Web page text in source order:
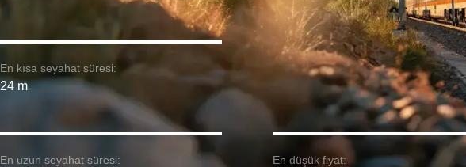
En kısa seyahat süresi:
24 m
En uzun seyahat süresi: En düşük fiyat: